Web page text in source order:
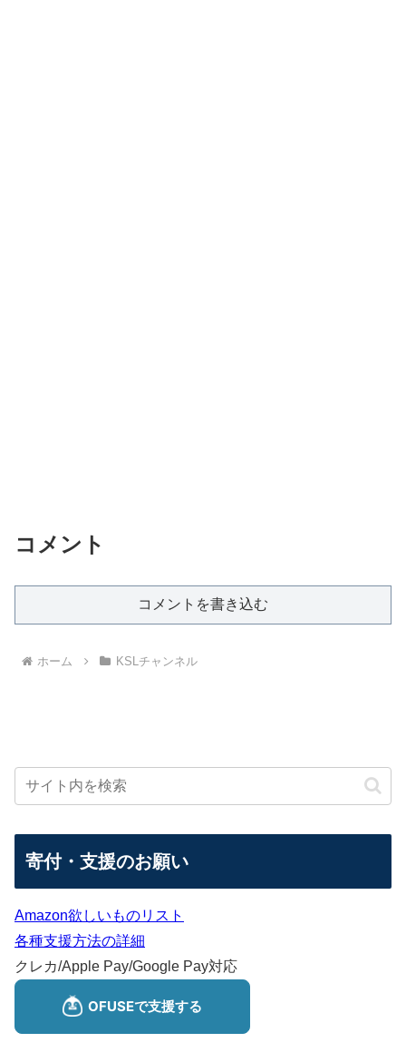
コメント
コメントを書き込む
ホーム KSLチャンネル
寄付・支援のお願い
Amazon欲しいものリスト
各種支援方法の詳細
クレカ/Apple Pay/Google Pay対応